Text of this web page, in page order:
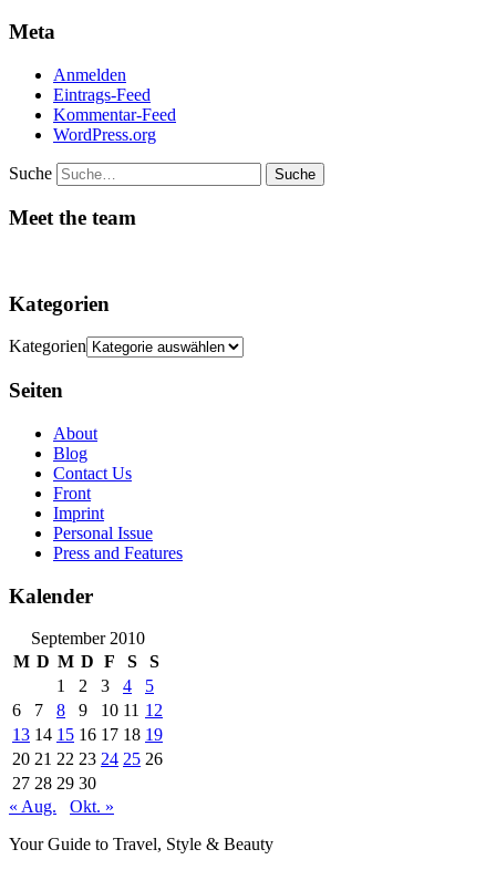
Meta
Anmelden
Eintrags-Feed
Kommentar-Feed
WordPress.org
Suche
Meet the team
Kategorien
Kategorien
Seiten
About
Blog
Contact Us
Front
Imprint
Personal Issue
Press and Features
Kalender
September 2010
M D M D F S
S
1
2 3 4
5
6
7 8 9 10 11 12
13 14 15 16 17 18 19
20 21 22 23 24 25 26
27 28 29 30
« Aug.
Okt. »
Your Guide to Travel, Style & Beauty